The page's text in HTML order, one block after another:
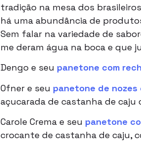
tradição na mesa dos
há uma abundância de
Sem falar na variedade de
me deram água na boca e que
Dengo e seu panetone com
Ofner e seu panetone de nozes
açucarada de castanha de caju
Carole Crema e seu panetone
crocante de castanha de caju,